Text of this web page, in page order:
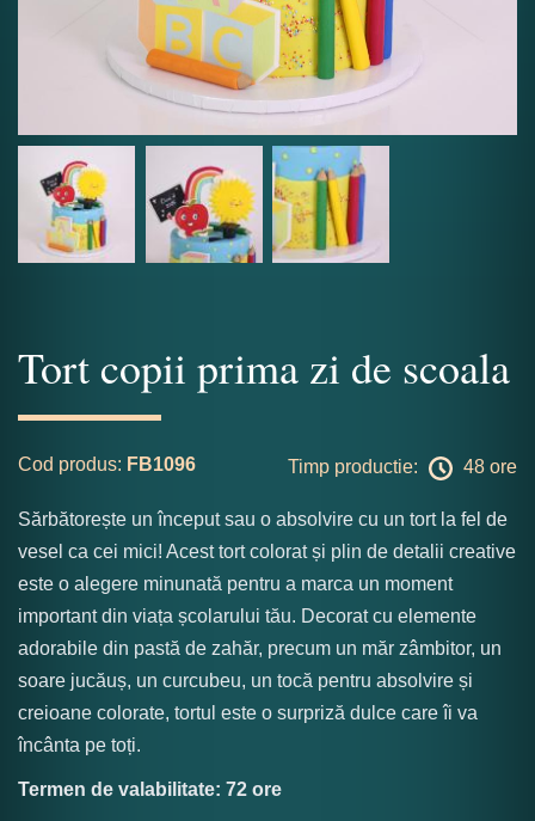
Tort copii prima zi de scoala
Cod produs: FB1096 Timp productie: 48 ore
Sărbătorește un început sau o absolvire cu un tort la fel de
vesel ca cei mici! Acest tort colorat și plin de detalii creative
este o alegere minunată pentru a marca un moment
important din viața școlarului tău. Decorat cu elemente
adorabile din pastă de zahăr, precum un măr zâmbitor, un
soare jucăuș, un curcubeu, un tocă pentru absolvire și
creioane colorate, tortul este o surpriză dulce care îi va
încânta pe toți.
Termen de valabilitate: 72 ore